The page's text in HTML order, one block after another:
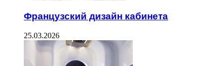
Французский дизайн кабинета
25.03.2026